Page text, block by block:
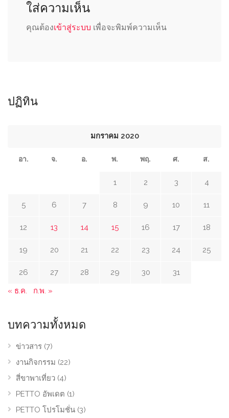
ใส่ความเห็น
คุณต้องเข้าสู่ระบบ เพื่อจะพิมพ์ความเห็น
ปฏิทิน
มกราคม 2020
อา. จ. อ. พ. พฤ. ศ. ส.
1 2 3 4
5 6 7 8 9 10 11
12 13 14 15 16 17 18
19 20 21 22 23 24 25
26 27 28 29 30
31
« ธ.ค.
ก.พ. »
บทความทั้งหมด
ข่าวสาร (7)
งานกิจกรรม (22)
สี่ขาพาเที่ยว (4)
PETTO อัพเดต (1)
PETTO โปรโมชั่น (3)